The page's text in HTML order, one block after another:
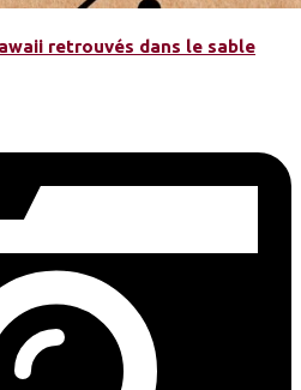
retrouvés dans le sable